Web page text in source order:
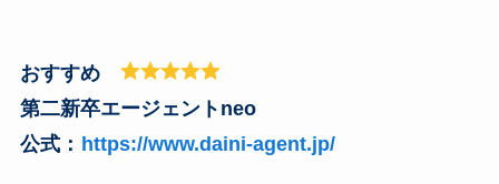
おすすめ
第二新卒エージェントneo
公式： https://www.daini-agent.jp/